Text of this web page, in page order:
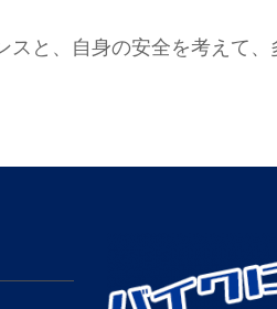
と、自身の安全を考えて